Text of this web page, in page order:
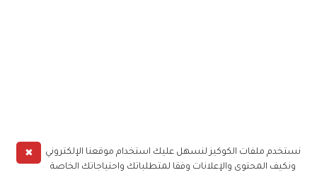
✖
نستخدم ملفات الكوكيز لنسهل عليك استخدام موقعنا الإلكتروني
ونكيف المحتوى والإعلانات وفقا لمتطلباتك واحتياجاتك الخاصة